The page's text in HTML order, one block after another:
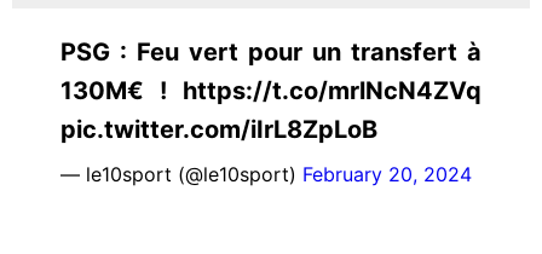
PSG : Feu vert pour un transfert à
130M€ ! https://t.co/mrlNcN4ZVq
pic.twitter.com/iIrL8ZpLoB
— le10sport (@le10sport) February 20, 2024